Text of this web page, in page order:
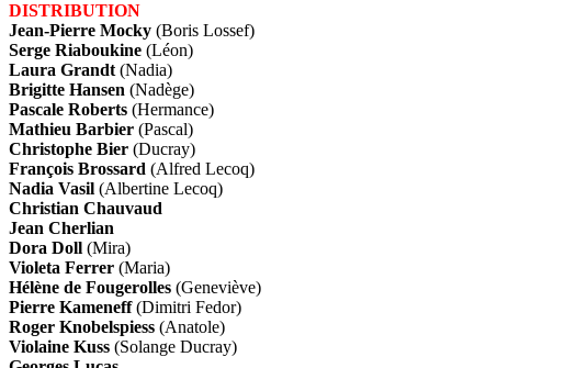
DISTRIBUTION
Jean-Pierre Mocky (Boris Lossef)
Serge Riaboukine (Léon)
Laura Grandt (Nadia)
Brigitte Hansen (Nadège)
Pascale Roberts (Hermance)
Mathieu Barbier (Pascal)
Christophe Bier (Ducray)
François Brossard (Alfred Lecoq)
Nadia Vasil (Albertine Lecoq)
Christian Chauvaud
Jean Cherlian
Dora Doll (Mira)
Violeta Ferrer (Maria)
Hélène de Fougerolles (Geneviève)
Pierre Kameneff(Dimitri Fedor)
Roger Knobelspiess (Anatole)
Violaine Kuss (Solange Ducray)